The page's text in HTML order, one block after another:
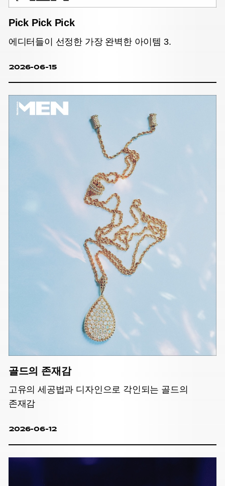
Pick Pick Pick
에디터들이 선정한 가장 완벽한 아이템 3.
2026-06-15
골드의 존재감
고유의 세공법과 디자인으로 각인되는 골드의
존재감
2026-06-12